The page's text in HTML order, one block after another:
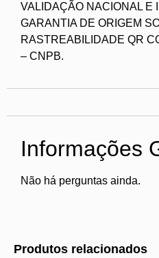
VALIDAÇÃO NACIONAL E
GARANTIA DE ORIGEM
RASTREABILIDADE QR
– CNPB.
Informações
Não há perguntas ainda.
Produtos relacionados